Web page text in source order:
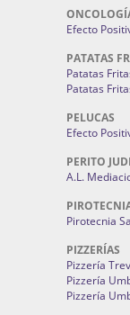
Efecto
PATATAS
Patatas
Patatas
PELUCAS
Efecto
PERITO
A.L.
Pirotecnia
PIZZERÍAS
Pizzería
Pizzería
Pizzería